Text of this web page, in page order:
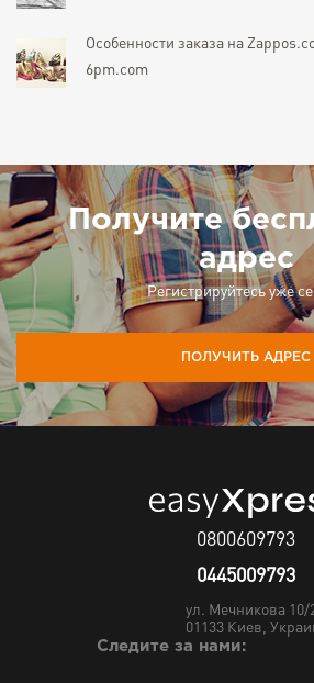
Особенности заказа на
6pm.com
Получите
адрес
Регистрируйтесь уже
ПОЛУЧИТЬ АДРЕС
0800609793
0445009793
ул. Мечникова 10/
01133 Киев,
Следите за нами: